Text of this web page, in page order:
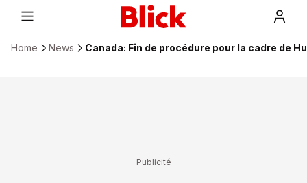
Home News Canada: Fin de procédure pour la cadre de